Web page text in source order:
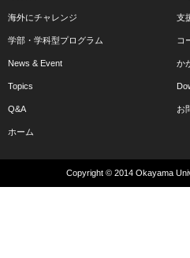
海外にチャレンジ 支
学部・学科型プログラム コ
News & Event か
Topics
Q&A お
ホーム
Copyright © 2014 Okayama